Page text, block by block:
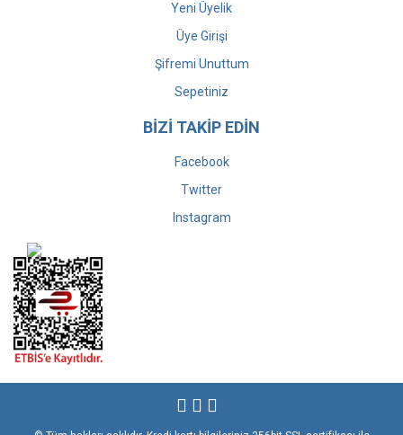
Yeni Üyelik
Üye Girişi
Şifremi Unuttum
Sepetiniz
BİZİ TAKİP EDİN
Facebook
Twitter
Instagram